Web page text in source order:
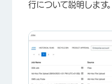
行について説明します。